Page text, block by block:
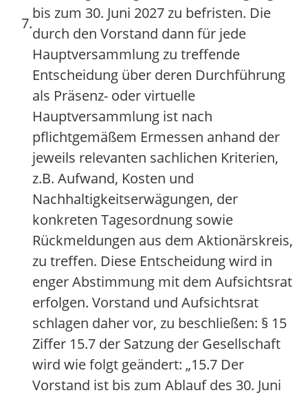
7.
bis zum 30. Juni 2027 zu befristen. Die
durch den Vorstand dann für jede
Hauptversammlung zu treffende
Entscheidung über deren Durchführung
als Präsenz- oder virtuelle
Hauptversammlung ist nach
pflichtgemäßem Ermessen anhand der
jeweils relevanten sachlichen Kriterien,
z.B. Aufwand, Kosten und
Nachhaltigkeitserwägungen, der
konkreten Tagesordnung sowie
Rückmeldungen aus dem Aktionärskreis,
zu treffen. Diese Entscheidung wird in
enger Abstimmung mit dem Aufsichtsrat
erfolgen. Vorstand und Aufsichtsrat
schlagen daher vor, zu beschließen: § 15
Ziffer 15.7 der Satzung der Gesellschaft
wird wie folgt geändert: „15.7 Der
Vorstand ist bis zum Ablauf des 30. Juni